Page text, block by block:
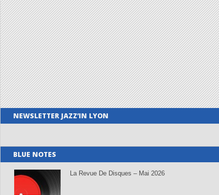
NEWSLETTER JAZZ’IN LYON
BLUE NOTES
La Revue De Disques – Mai 2026